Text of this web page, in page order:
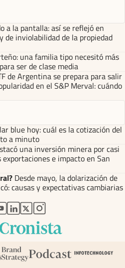
a la pantalla: así se reflejó en
de inviolabilidad de la propiedad
una familia tipo necesitó más
ser de clase media
de Argentina se prepara para salir
en el S&P Merval: cuándo
blue hoy: cuál es la cotización del
a minuto
una inversión minera por casi
e impacto en San
Desde mayo, la dolarización de
causas y expectativas cambiarias
en nueva pestaña
abre en nueva pestaña
abre en nueva pestaña
abre en nueva pestaña
abre en nueva pestaña